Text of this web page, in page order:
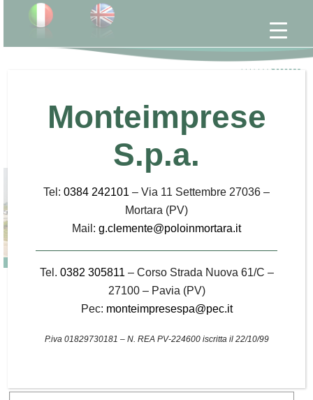
Sala stampa
16 Marzo 2012 - Uomini e trasporti.it
Mortara: attivo il fascio di binari elettrificati
Monteimprese
S.p.a.
Tel: 0384 242101 – Via 11 Settembre 27036 –
Mortara (PV)
Mail: g.clemente@poloinmortara.it
Tel. 0382 305811 – Corso Strada Nuova 61/C –
27100 – Pavia (PV)
Pec: monteimpresespa@pec.it
P.iva 01829730181 – N. REA PV-224600 iscritta il 22/10/99